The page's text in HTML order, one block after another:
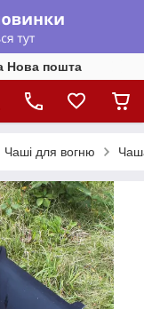
Нова пошта
Чаші для вогню